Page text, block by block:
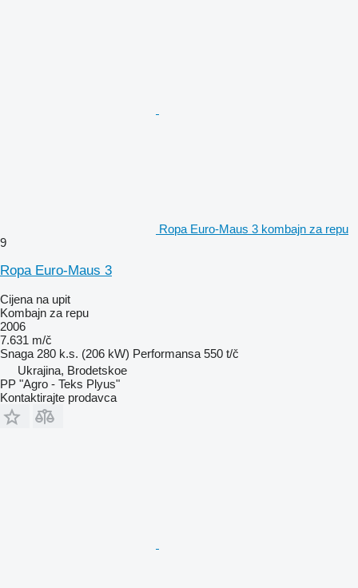
Ropa Euro-Maus 3 kombajn za repu
9
Ropa Euro-Maus 3
Cijena na upit
Kombajn za repu
2006
7.631 m/č
Snaga 280 k.s. (206 kW) Performansa 550 t/č
Ukrajina, Brodetskoe
PP "Agro - Teks Plyus"
Kontaktirajte prodavca